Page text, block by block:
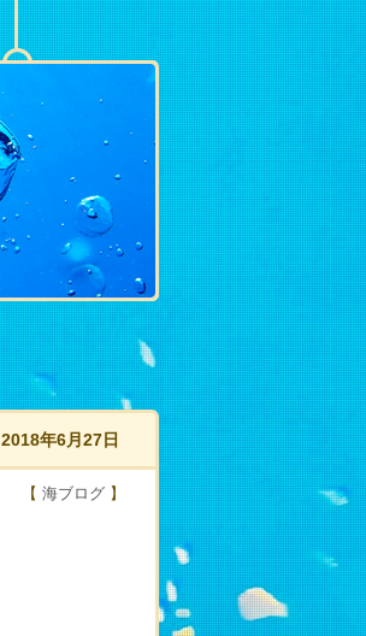
2018年6月27日
【 海ブログ 】